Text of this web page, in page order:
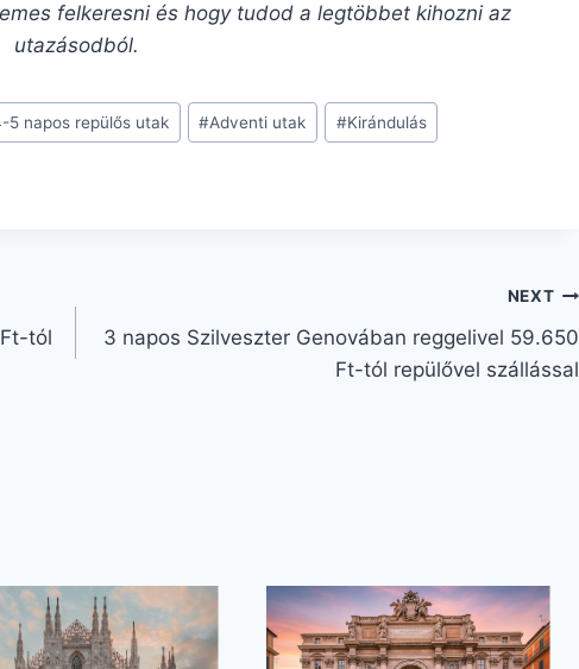
felkeresni és hogy tudod a legtöbbet kihozni az
utazásodból.
5 napos repülős utak #Adventi utak #Kirándulás
tól
NEXT
3 napos Szilveszter Genovában reggelivel 59.650
Ft-tól repülővel szállással